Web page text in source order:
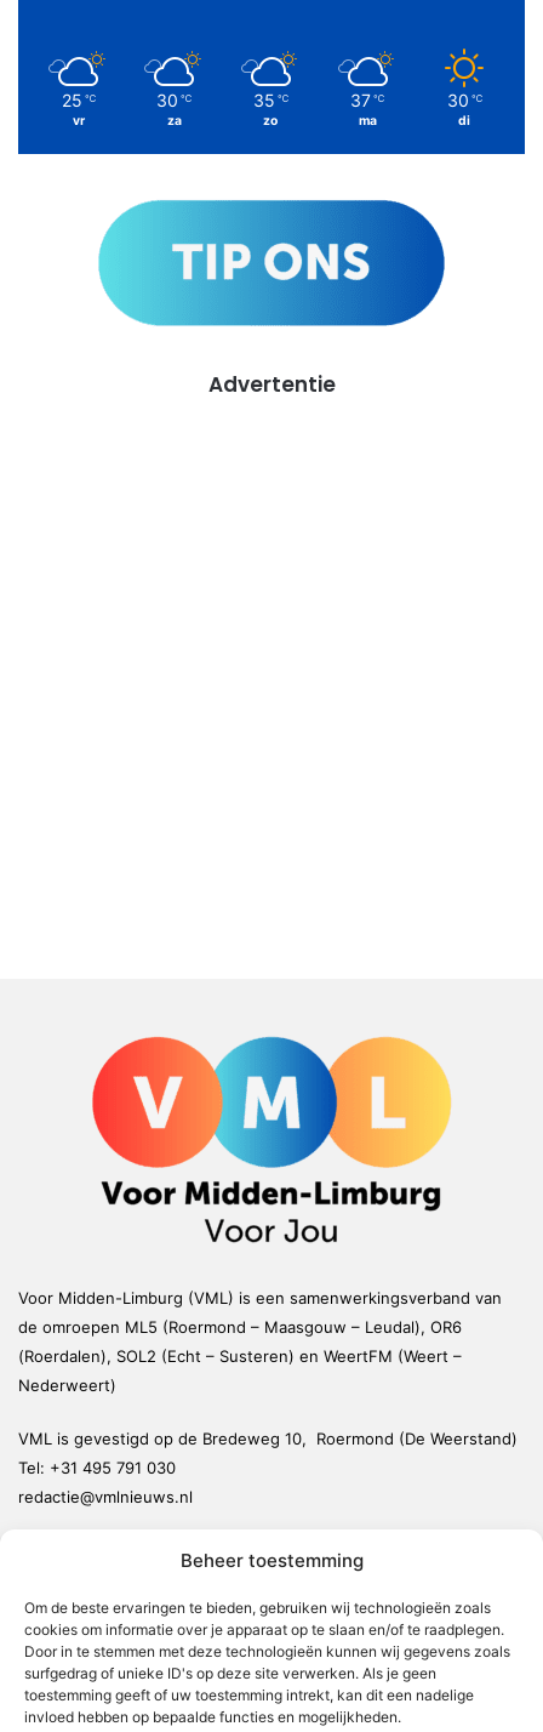
Beheer toestemming
Om de beste ervaringen te bieden, gebruiken wij technologieën zoals
cookies om informatie over je apparaat op te slaan en/of te raadplegen.
Door in te stemmen met deze technologieën kunnen wij gegevens zoals
surfgedrag of unieke ID's op deze site verwerken. Als je geen
toestemming geeft of uw toestemming intrekt, kan dit een nadelige
invloed hebben op bepaalde functies en mogelijkheden.
25 ℃
vr
30 ℃
za
35 ℃
zo
37 ℃
ma
30 ℃
di
Advertentie
Voor Midden-Limburg (VML) is een samenwerkingsverband van
de omroepen ML5 (Roermond – Maasgouw – Leudal), OR6
(Roerdalen), SOL2 (Echt – Susteren) en WeertFM (Weert –
Nederweert)
VML is gevestigd op de Bredeweg 10, Roermond (De Weerstand)
Tel: +31 495 791 030
redactie@vmlnieuws.nl
Leudal
Maasgouw
Echt-Susteren